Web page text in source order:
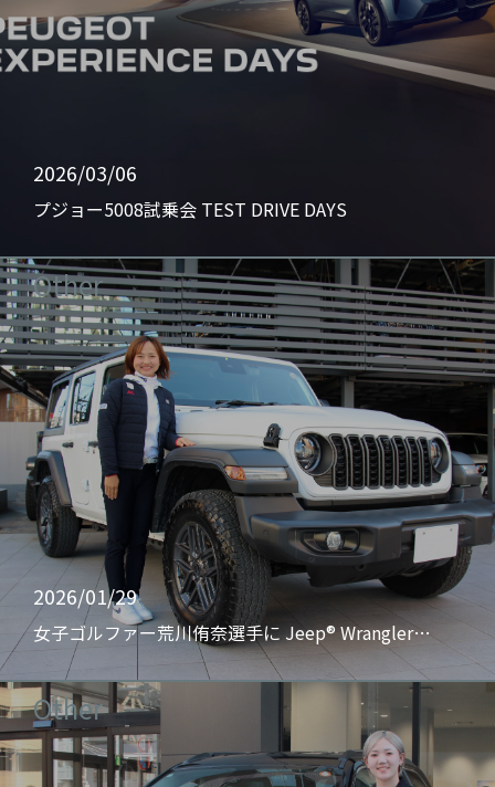
2026/03/06
プジョー5008試乗会 TEST DRIVE DAYS
Other
2026/01/29
女子ゴルファー荒川侑奈選手に Jeep® Wrangler…
Other